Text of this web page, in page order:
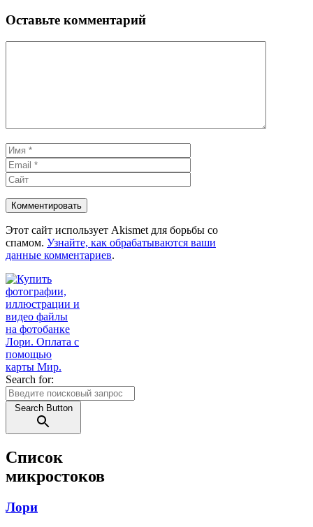
Оставьте комментарий
Имя
Этот сайт использует Akismet для борьбы со
спамом. Узнайте, как обрабатываются ваши
данные комментариев.
Search for:
Search Button
Список
микростоков
Лори